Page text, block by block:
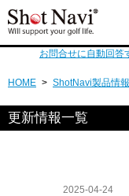
お問合せに自動回答
HOME > ShotNavi製品情報
更新情報一覧
2025-04-24